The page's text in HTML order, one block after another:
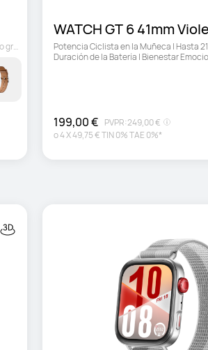
Regalo gratuito
WATCH GT 6 41mm
Potencia Ciclista en la Muñeca | Hasta 21
Duración de la Batería | Bienestar
199,00 € PVPR:249,00 €
o4X49,75 €TIN 0% TAE 0%*